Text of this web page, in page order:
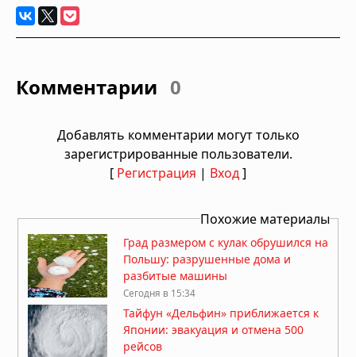
Комментарии 0
Добавлять комментарии могут только
зарегистрированные пользователи.
[ Регистрация | Вход]
Похожие материалы
Град размером с кулак обрушился на
Польшу: разрушенные дома и
разбитые машины
Сегодня в 15:34
Тайфун «Дельфин» приближается к
Японии: эвакуация и отмена 500
рейсов